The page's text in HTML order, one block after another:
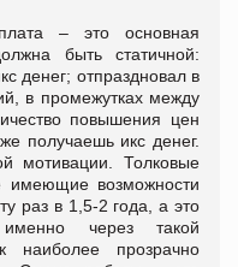
– это основная
быть статичной:
денег; отпраздновал в
в промежутках между
повышения цен
получаешь икс денег.
мотивации. Толковые
имеющие возможности
раз в 1,5-2 года, а это
именно через такой
наиболее прозрачно